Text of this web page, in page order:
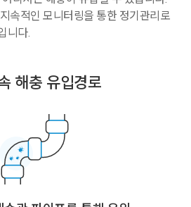
속적인 모니터링을 통한 정기관리로
니다.
해충 유입경로